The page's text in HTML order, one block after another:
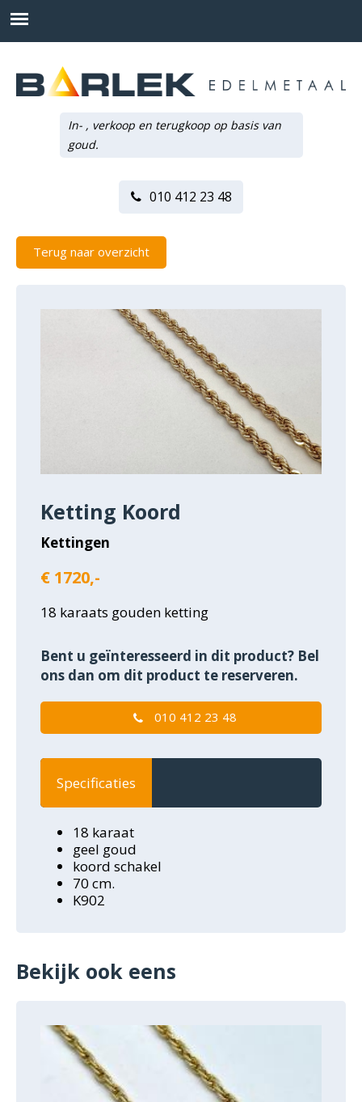
In- , verkoop en terugkoop op basis van
goud.
010 412 23 48
Terug naar overzicht
Ketting Koord
Kettingen
€ 1720,-
18 karaats gouden ketting
Bent u geïnteresseerd in dit product? Bel
ons dan om dit product te reserveren.
010 412 23 48
Specificaties
18 karaat
geel goud
koord schakel
70 cm.
K902
Bekijk ook eens